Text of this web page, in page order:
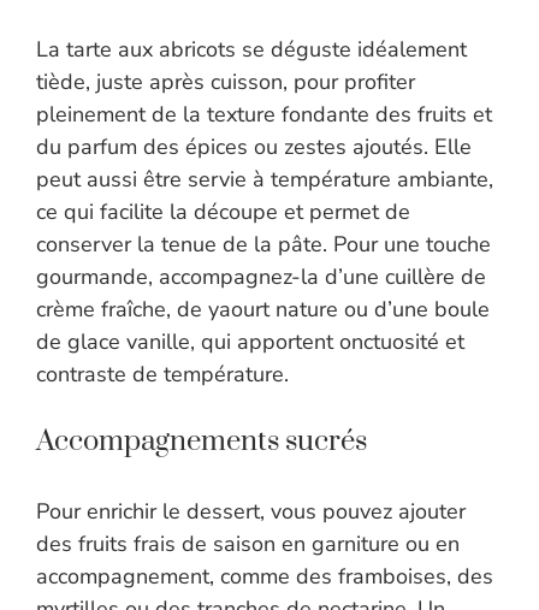
La tarte aux abricots se déguste idéalement
tiède, juste après cuisson, pour profiter
pleinement de la texture fondante des fruits et
du parfum des épices ou zestes ajoutés. Elle
peut aussi être servie à température ambiante,
ce qui facilite la découpe et permet de
conserver la tenue de la pâte. Pour une touche
gourmande, accompagnez-la d’une cuillère de
crème fraîche, de yaourt nature ou d’une boule
de glace vanille, qui apportent onctuosité et
contraste de température.
Accompagnements sucrés
Pour enrichir le dessert, vous pouvez ajouter
des fruits frais de saison en garniture ou en
accompagnement, comme des framboises, des